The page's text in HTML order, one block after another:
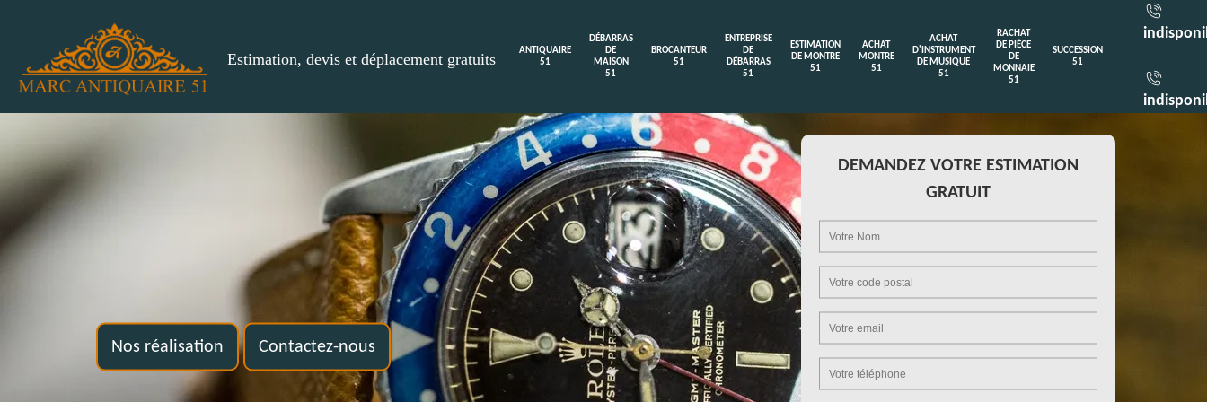
Estimation, devis et déplacement gratuits
ANTIQUAIRE
51
DÉBARRAS
DE
MAISON
51
BROCANTEUR
51
ENTREPRISE
DE
DÉBARRAS
51
ESTIMATION
DE MONTRE
51
ACHAT
MONTRE
51
ACHAT
D'INSTRUMENT
DE MUSIQUE
51
RACHAT
DE PIÈCE
DE
MONNAIE
51
SUCCESSION
51
Nos réalisation Contactez-nous
DEMANDEZ VOTRE ESTIMATION
GRATUIT